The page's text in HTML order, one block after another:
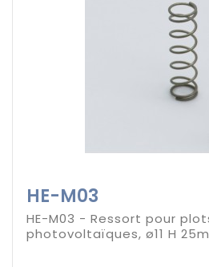
HE-M03
HE-M03 - Ressort pour
photovoltaïques, ø11 H